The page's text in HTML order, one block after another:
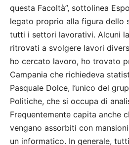
questa Facoltà”, sottolinea
legato proprio alla figura dello
tutti i settori lavorativi. Alcuni
ritrovati a svolgere lavori
ho cercato lavoro, ho trovato
Campania che richiedeva
Pasquale Dolce, l’unico del
Politiche, che si occupa di
Frequentemente capita anche
vengano assorbiti con
un informatico. In generale,